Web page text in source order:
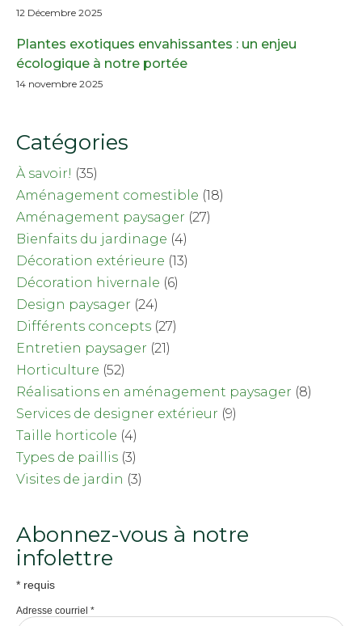
12 Décembre 2025
Plantes exotiques envahissantes : un enjeu
écologique à notre portée
14 novembre 2025
Catégories
À savoir! (35)
Aménagement comestible (18)
Aménagement paysager (27)
Bienfaits du jardinage (4)
Décoration extérieure (13)
Décoration hivernale (6)
Design paysager (24)
Différents concepts (27)
Entretien paysager (21)
Horticulture (52)
Réalisations en aménagement paysager (8)
Services de designer extérieur (9)
Taille horticole (4)
Types de paillis (3)
Visites de jardin (3)
Abonnez-vous à notre
infolettre
* requis
Adresse courriel *